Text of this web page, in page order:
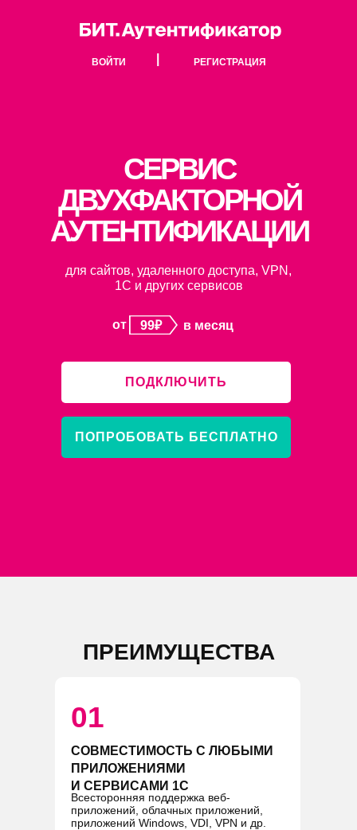
ВОЙТИ РЕГИСТРАЦИЯ
СЕРВИС
ДВУХФАКТОРНОЙ
АУТЕНТИФИКАЦИИ
для сайтов, удаленного доступа, VPN,
1С и других сервисов
в месяц
99₽
от
ПОПРОБОВАТЬ БЕСПЛАТНО
ПОДКЛЮЧИТЬ
СОВМЕСТИМОСТЬ С ЛЮБЫМИ
ПРИЛОЖЕНИЯМИ
И СЕРВИСАМИ 1С
Всесторонняя поддержка веб-
приложений, облачных приложений,
приложений Windows, VDI, VPN и др.
01
ПРЕИМУЩЕСТВА